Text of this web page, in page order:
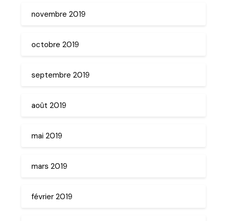
novembre 2019
octobre 2019
septembre 2019
août 2019
mai 2019
mars 2019
février 2019